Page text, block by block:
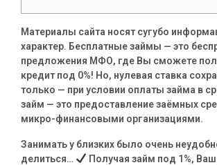
Материалы сайта носят сугубо
характер. Бесплатные займы — это
предложения МФО, где Вы сможете
кредит под 0%! Но, нулевая ставка
только — при условии оплаты займа в
займ — это предоставление заёмных
микро-финансовыми организациями.
Занимать у близких было очень
делиться…
Получая займ под 1%,